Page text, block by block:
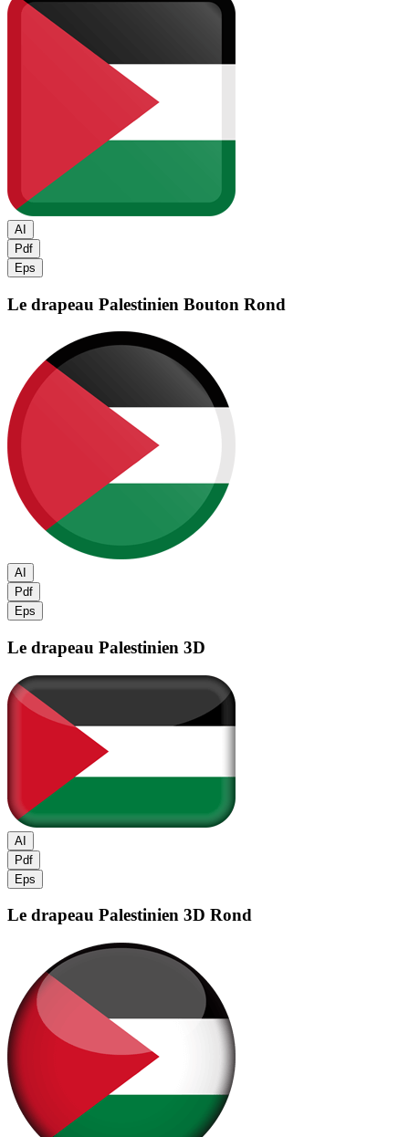
AI
Pdf
Eps
Le drapeau Palestinien Bouton Rond
AI
Pdf
Eps
Le drapeau Palestinien 3D
AI
Pdf
Eps
Le drapeau Palestinien 3D Rond